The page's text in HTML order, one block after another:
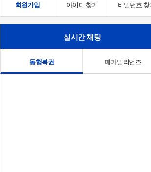
회원가입 아이디 찾기 비밀번호 찾
실시간 채팅
동행복권 메가밀리언즈